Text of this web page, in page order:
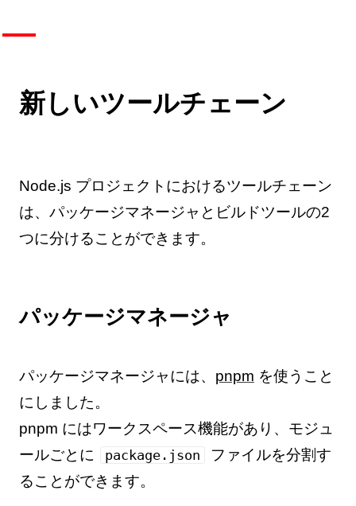
新しいツールチェーン
Node.js プロジェクトにおけるツールチェーン
は、パッケージマネージャとビルドツールの2
つに分けることができます。
パッケージマネージャ
パッケージマネージャには、 pnpm を使うこと
にしました。
pnpm にはワークスペース機能があり、モジュ
ールごとに
package.json
ファイルを分割す
ることができます。